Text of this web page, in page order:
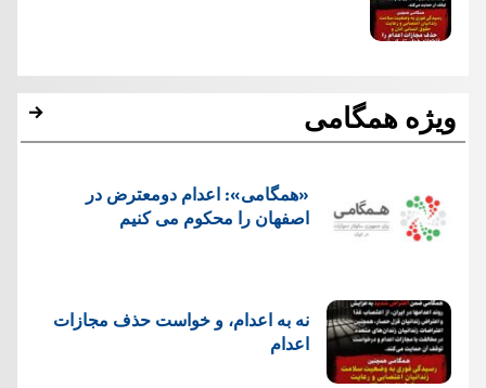
ویژه همگامی
«همگامی»: اعدام دومعترض در
اصفهان را محکوم می کنیم
نه به اعدام، و خواست حذف مجازات
اعدام